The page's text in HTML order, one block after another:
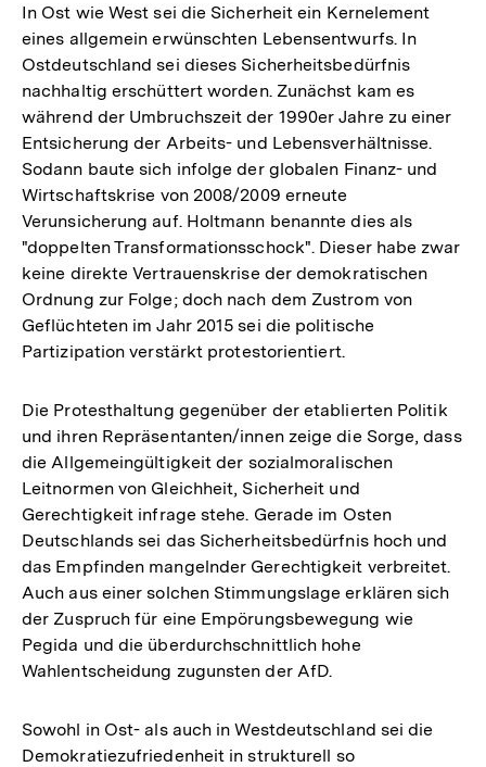
In Ost wie West sei die Sicherheit ein Kernelement
eines allgemein erwünschten Lebensentwurfs. In
Ostdeutschland sei dieses Sicherheitsbedürfnis
nachhaltig erschüttert worden. Zunächst kam es
während der Umbruchszeit der 1990er Jahre zu einer
Entsicherung der Arbeits- und Lebensverhältnisse.
Sodann baute sich infolge der globalen Finanz- und
Wirtschaftskrise von 2008/2009 erneute
Verunsicherung auf. Holtmann benannte dies als
"doppelten Transformationsschock". Dieser habe zwar
keine direkte Vertrauenskrise der demokratischen
Ordnung zur Folge; doch nach dem Zustrom von
Geflüchteten im Jahr 2015 sei die politische
Partizipation verstärkt protestorientiert.
Die Protesthaltung gegenüber der etablierten Politik
und ihren Repräsentanten/innen zeige die Sorge, dass
die Allgemeingültigkeit der sozialmoralischen
Leitnormen von Gleichheit, Sicherheit und
Gerechtigkeit infrage stehe. Gerade im Osten
Deutschlands sei das Sicherheitsbedürfnis hoch und
das Empfinden mangelnder Gerechtigkeit verbreitet.
Auch aus einer solchen Stimmungslage erklären sich
der Zuspruch für eine Empörungsbewegung wie
Pegida und die überdurchschnittlich hohe
Wahlentscheidung zugunsten der AfD.
Sowohl in Ost- als auch in Westdeutschland sei die
Demokratiezufriedenheit in strukturell so